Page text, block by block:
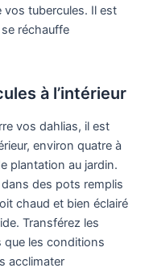
tubercules. Il est
réchauffe
à l’intérieur
vos dahlias, il est
environ quatre à
plantation au jardin.
des pots remplis
chaud et bien éclairé
Transférez les
que les conditions
acclimater